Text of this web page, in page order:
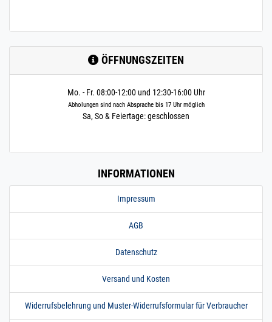
ÖFFNUNGSZEITEN
Mo. - Fr. 08:00-12:00 und 12:30-16:00 Uhr
Abholungen sind nach Absprache bis 17 Uhr möglich
Sa, So & Feiertage: geschlossen
INFORMATIONEN
Impressum
AGB
Datenschutz
Versand und Kosten
Widerrufsbelehrung und Muster-Widerrufsformular für Verbraucher